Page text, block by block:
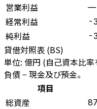
営業利益 —
経常利益 -
純利益 -
貸借対照表 (BS)
単位: 億円 (自己資本比率
負債 − 現金及び預金。
項目
総資産